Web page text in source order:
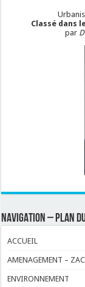
Classé dans
par
NAVIGATION – PLAN
ACCUEIL
AMENAGEMENT –
ENVIRONNEMENT